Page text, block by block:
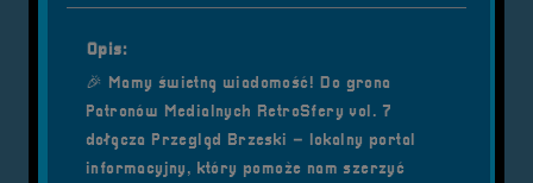
Opis:
🎉 Mamy świetną wiadomość! Do grona
Patronów Medialnych RetroSfery vol. 7
dołącza Przegląd Brzeski – lokalny portal
informacyjny, który pomoże nam szerzyć